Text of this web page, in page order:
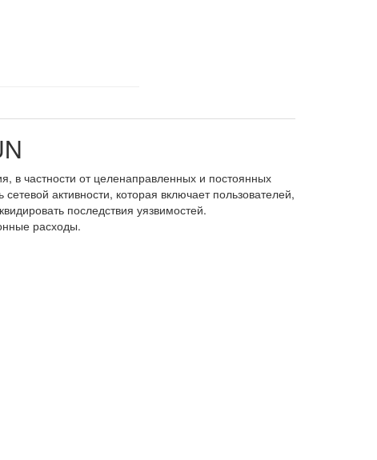
в частности от целенаправленных и постоянных
активности, которая включает пользователей,
последствия уязвимостей.
расходы.